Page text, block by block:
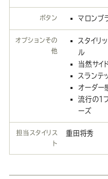
ボタン マロンブ
オプションその
他
スタイリ
ル
当然サイ
スランテ
オーダー
流行の１
ーズ
担当スタイリス
ト
重田将秀